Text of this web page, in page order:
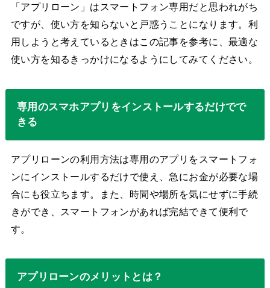
「アプリローン」はスマートフォン専用だと思われがち
ですが、使い方を知らないと戸惑うことになります。利
用しようと考えているときはこの記事を参考に、最適な
使い方を知るきっかけになるようにしてみてください。
専用のスマホアプリをインストールするだけでで
きる
アプリローンの利用方法は専用のアプリをスマートフォ
ンにインストールするだけで使え、急にお金が必要な場
合にも役立ちます。また、時間や場所を気にせずに手続
きができ、スマートフォンがあれば完結できて便利で
す。
アプリローンのメリットとは？